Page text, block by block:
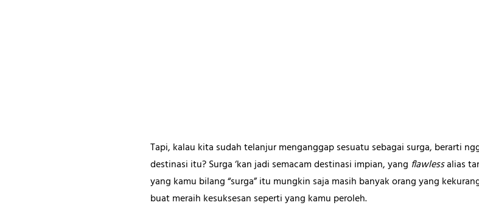
Tapi, kalau kita sudah telanjur menganggap sesuatu sebagai surga, berarti
destinasi itu? Surga ‘kan jadi semacam destinasi impian, yang flawlessalias
yang kamu bilang “surga” itu mungkin saja masih banyak orang yang
buat meraih kesuksesan seperti yang kamu peroleh.